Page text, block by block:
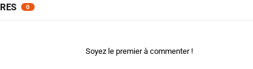
0
Soyez le premier à commenter !